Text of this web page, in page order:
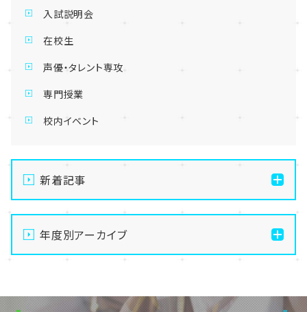
入試説明会
在校生
声優・タレント専攻
専門授業
校内イベント
新着記事
【札幌駅前】2027年度入試説明会が始まりました🌟
【札幌駅前】職業体験イベントU:meeets!!! イベント振
り返り☆
ート part4☆
年度別アーカイブ
2025